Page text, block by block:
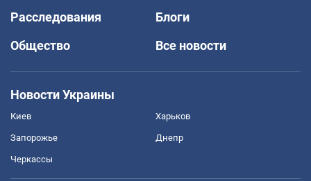
Расследования
Блоги
Общество
Все новости
Новости Украины
Киев Харьков
Запорожье Днепр
Черкассы